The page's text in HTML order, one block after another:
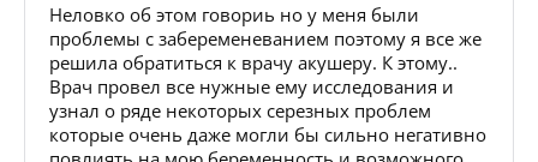
Неловко об этом говориь но у меня были
проблемы с забеременеванием поэтому я все же
решила обратиться к врачу акушеру. К этому..
Врач провел все нужные ему исследования и
узнал о ряде некоторых серезных проблем
которые очень даже могли бы сильно негативно